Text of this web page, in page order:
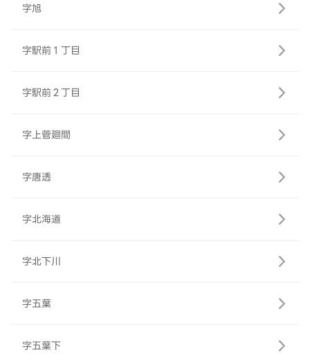
字旭
字駅前１丁目
字駅前２丁目
字上菅廻間
字唐透
字北海道
字北下川
字五葉
字五葉下